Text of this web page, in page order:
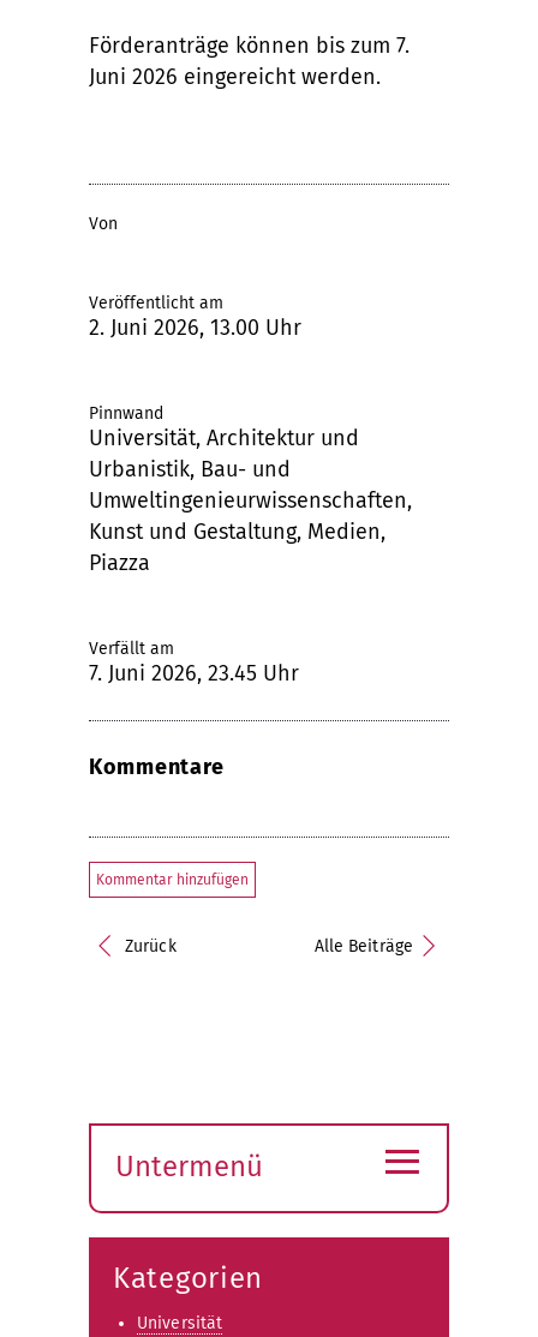
Förderanträge können bis zum 7.
Juni 2026 eingereicht werden.
Von
Veröffentlicht am
2. Juni 2026, 13.00 Uhr
Pinnwand
Universität, Architektur und
Urbanistik, Bau- und
Umweltingenieurwissenschaften,
Kunst und Gestaltung, Medien,
Piazza
Verfällt am
7. Juni 2026, 23.45 Uhr
Kommentare
Kommentar hinzufügen
Zurück Alle Beiträge
Untermenü
öffnen
≡
Kategorien
Universität